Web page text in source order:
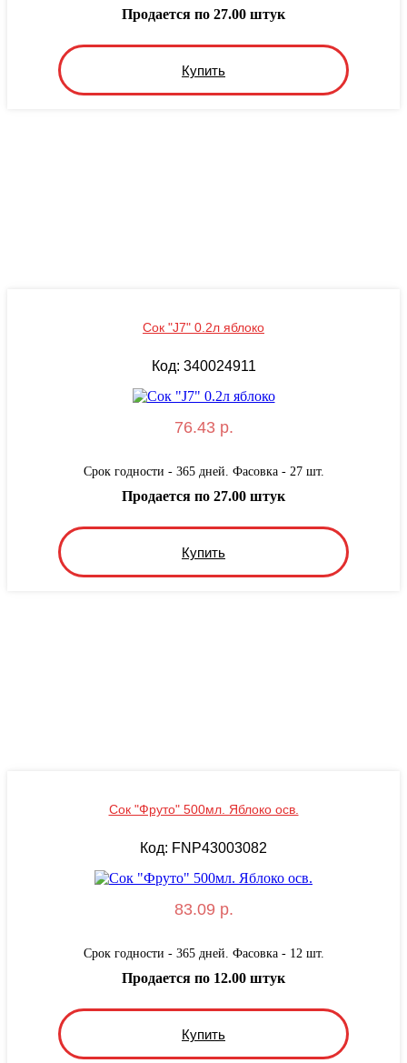
Купить
Продается по 27.00 штук
Сок "J7" 0.2л яблоко
Код: 340024911
76.43 р.
Срок годности - 365 дней. Фасовка - 27 шт.
Купить
Продается по 27.00 штук
Сок "Фруто" 500мл. Яблоко осв.
Код: FNP43003082
83.09 р.
Срок годности - 365 дней. Фасовка - 12 шт.
Купить
Продается по 12.00 штук